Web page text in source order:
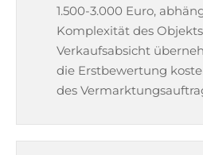
1.500-3.000 Euro,
Komplexität des
Verkaufsabsicht
die Erstbewertung
des